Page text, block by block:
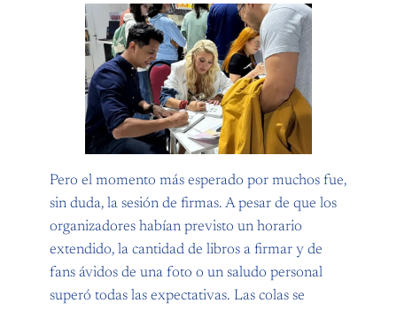
Pero el momento más esperado por muchos fue,
sin duda, la sesión de firmas. A pesar de que los
organizadores habían previsto un horario
extendido, la cantidad de libros a firmar y de
fans ávidos de una foto o un saludo personal
superó todas las expectativas. Las colas se